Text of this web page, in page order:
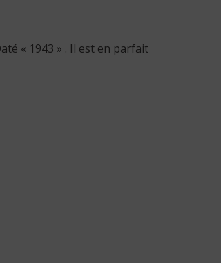
« 1943 » . Il est en parfait